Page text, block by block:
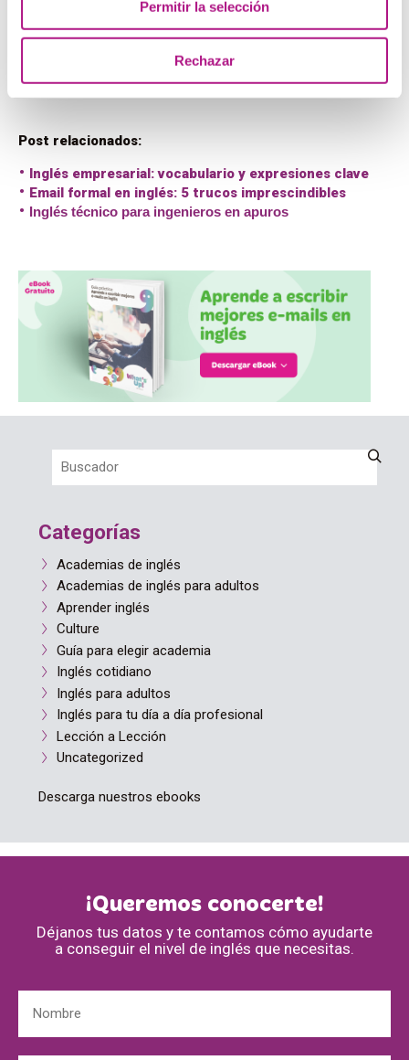
Permitir la selección
Rechazar
escuchado. Si este es tu problema, ¡la próxima vez solo
tienes que prestar atención!
Esperamos que estos consejos os ayuden en vuestros
próximos listenings,
Post relacionados:
Inglés empresarial: vocabulario y expresiones clave
Email formal en inglés: 5 trucos imprescindibles
Inglés técnico para ingenieros en apuros
Categorías
Academias de inglés
Academias de inglés para adultos
Aprender inglés
Culture
Guía para elegir academia
Inglés cotidiano
Inglés para adultos
Inglés para tu día a día profesional
Lección a Lección
Uncategorized
Descarga nuestros ebooks
¡Queremos conocerte!
Déjanos tus datos y te contamos cómo ayudarte
a conseguir el nivel de inglés que necesitas.